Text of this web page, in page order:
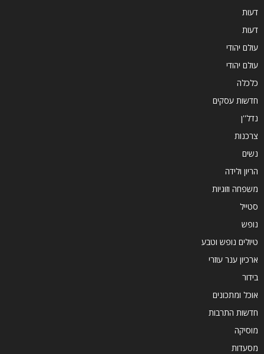
דעות
דעות
עולם יהודי
עולם יהודי
כלכלה
חדשות עסקים
נדל''ן
צרכנות
נשים
הריון ולידה
משפחה וזוגיות
סטייל
נופש
טיולים נופש וטבע
ארכיון ענר עוזרי
בידור
אוכל ומתכונים
חדשות התרבות
מוסיקה
מסעדות